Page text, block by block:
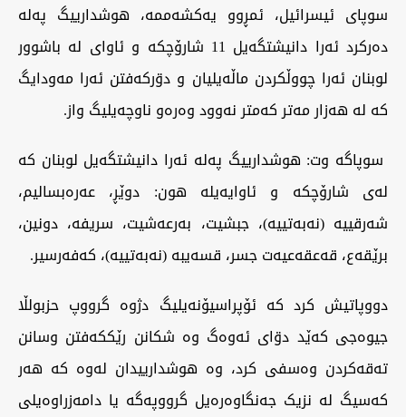
سوپای ئیسرائیل، ئمڕوو یەکشەممە، هوشدارییگ پەلە
دەرکرد ئەرا دانیشتگەیل 11 شارۆچکە و ئاوای لە باشوور
لوبنان ئەرا چووڵکردن ماڵەیلیان و دۊرکەفتن ئەرا مەودایگ
کە لە هەزار مەتر کەمتر نەوود وەرەو ناوچەیلیگ واز.
سوپاگە وت: هوشدارییگ پەلە ئەرا دانیشتگەیل لوبنان کە
لەی شارۆچکە و ئاوایەیلە هون: دوێڕ، عەرەبسالیم،
شەرقییە (نەبەتییە)، جبشیت، بەرعەشیت، سریفە، دونین،
برێقەع، قەعقەعیەت جسر، قسەیبە (نەبەتییە)، کەفەرسیر.
دووپاتیش کرد کە ئۆپراسیۆنەیلیگ دژوە گرووپ حزبولڵا
جیوەجی کەێد دۊای ئەوەگ وە شکانن رێککەفتن وسانن
تەقەکردن وەسفی کرد، وە هوشدارییدان لەوە کە هەر
کەسیگ لە نزیک جەنگاوەرەیل گرووپەگە یا دامەزراوەیلی